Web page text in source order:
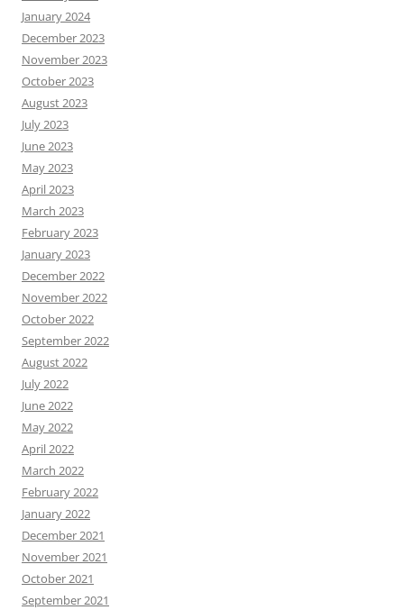
January 2024
December 2023
November 2023
October 2023
August 2023
July 2023
June 2023
May 2023
April 2023
March 2023
February 2023
January 2023
December 2022
November 2022
October 2022
September 2022
August 2022
July 2022
June 2022
May 2022
April 2022
March 2022
February 2022
January 2022
December 2021
November 2021
October 2021
September 2021